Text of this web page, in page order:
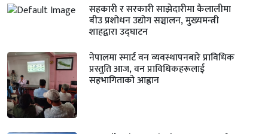
सहकारी र सरकारी साझेदारीमा कैलालीमा
बीउ प्रशोधन उद्योग सञ्चालन, मुख्यमन्त्री
शाहद्वारा उद्घाटन
नेपालमा स्मार्ट वन व्यवस्थापनबारे प्राविधिक
प्रस्तुति आज, वन प्राविधिकहरूलाई
सहभागिताको आह्वान